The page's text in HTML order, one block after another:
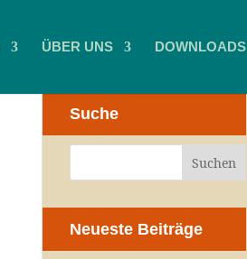
ÜBER UNS DOWNLOADS
Suche
Neueste Beiträge